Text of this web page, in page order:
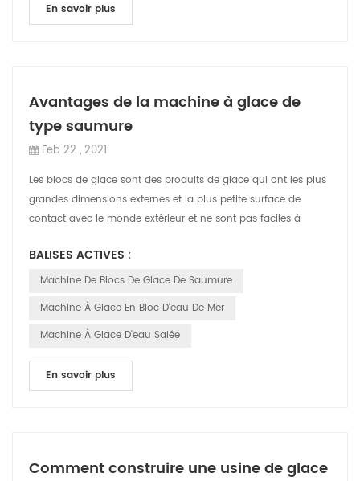
En savoir plus
Avantages de la machine à glace de
type saumure
Feb 22 , 2021
Les blocs de glace sont des produits de glace qui ont les plus
grandes dimensions externes et la plus petite surface de
contact avec le monde extérieur et ne sont pas faciles à
BALISES ACTIVES :
Machine De Blocs De Glace De Saumure
Machine À Glace En Bloc D'eau De Mer
Machine À Glace D'eau Salée
En savoir plus
Comment construire une usine de glace